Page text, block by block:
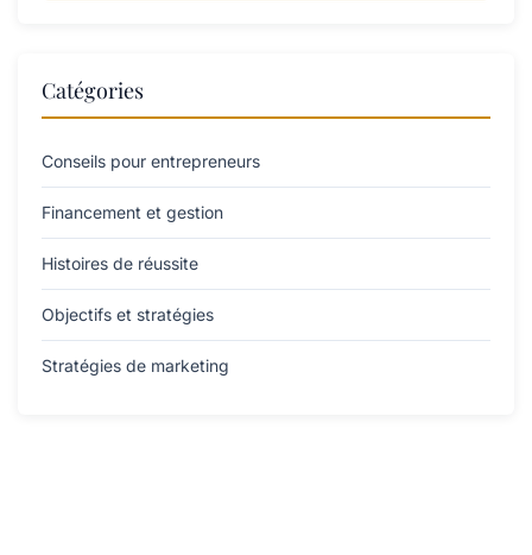
Catégories
Conseils pour entrepreneurs
Financement et gestion
Histoires de réussite
Objectifs et stratégies
Stratégies de marketing